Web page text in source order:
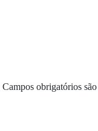
Campos obrigatórios são